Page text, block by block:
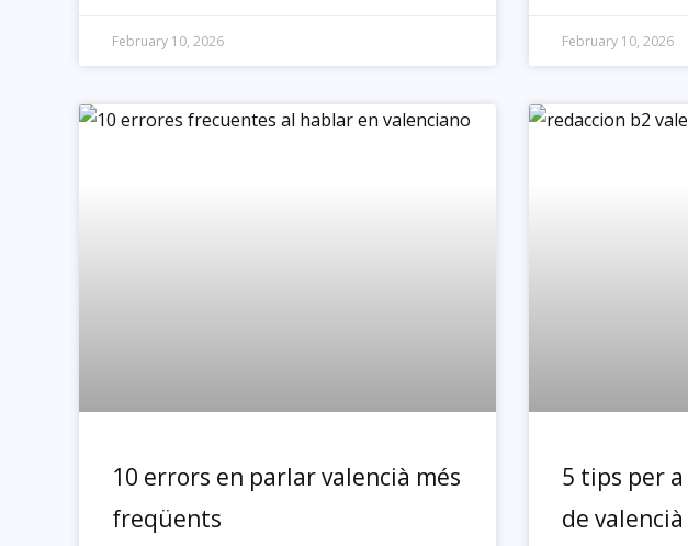
February 10, 2026 February 10, 2026
10 errors en parlar valencià més
freqüents
5 tips per
de valencià